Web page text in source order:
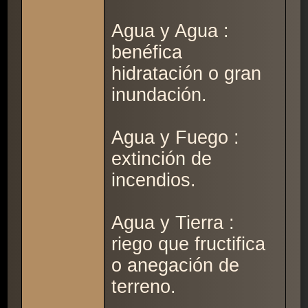
Agua y Agua :
benéfica
hidratación o gran
inundación.
Agua y Fuego :
extinción de
incendios.
Agua y Tierra :
riego que fructifica
o anegación de
terreno.